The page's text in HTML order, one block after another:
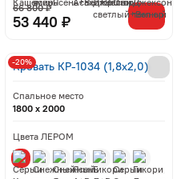
53 440 ₽
66 800 ₽
Кровать КР-1034 (1,8x2,0)
Спальное место
1800 x 2000
Цвета ЛЕРОМ
-20%